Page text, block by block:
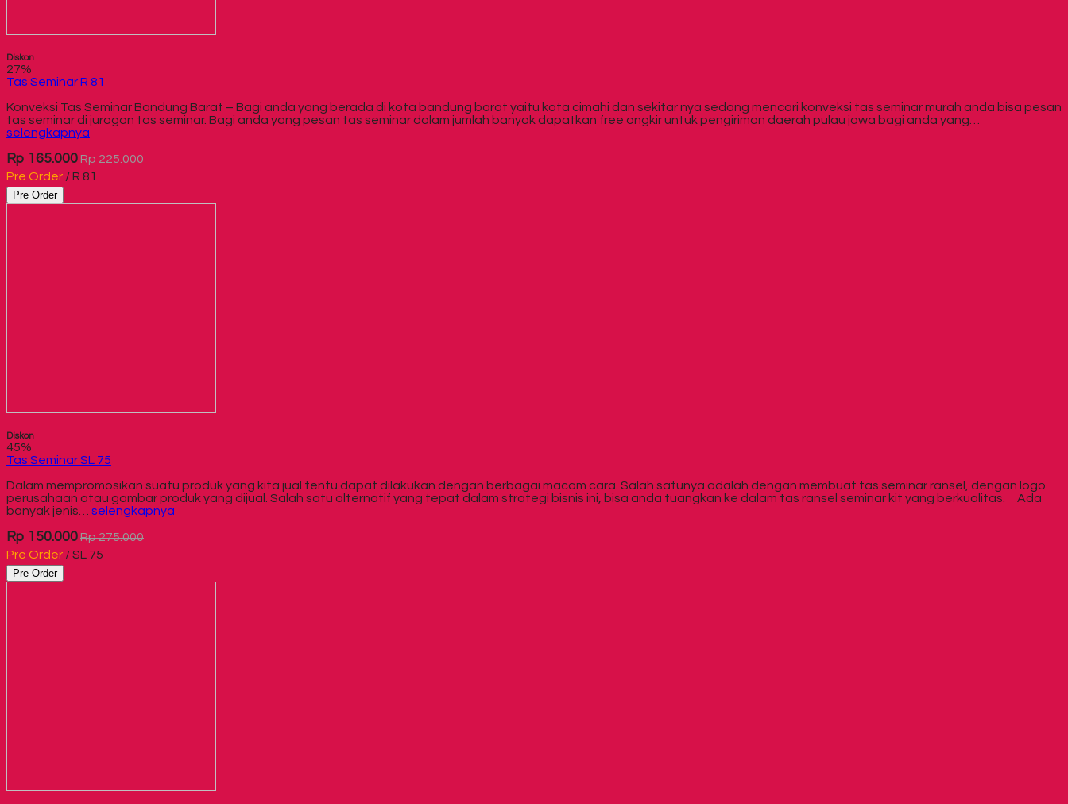
Diskon
27%
Tas Seminar R 81
Konveksi Tas Seminar Bandung Barat – Bagi anda yang berada di kota bandung barat yaitu kota cimahi dan sekitar nya sedang mencari konveksi tas seminar murah anda bisa pesan
tas seminar di juragan tas seminar. Bagi anda yang pesan tas seminar dalam jumlah banyak dapatkan free ongkir untuk pengiriman daerah pulau jawa bagi anda yang…
selengkapnya
Rp 165.000Rp 225.000
Pre Order / R 81
Pre Order
Diskon
45%
Tas Seminar SL 75
Dalam mempromosikan suatu produk yang kita jual tentu dapat dilakukan dengan berbagai macam cara. Salah satunya adalah dengan membuat tas seminar ransel, dengan logo
perusahaan atau gambar produk yang dijual. Salah satu alternatif yang tepat dalam strategi bisnis ini, bisa anda tuangkan ke dalam tas ransel seminar kit yang berkualitas. Ada
banyak jenis… selengkapnya
Rp 150.000Rp 275.000
Pre Order / SL 75
Pre Order